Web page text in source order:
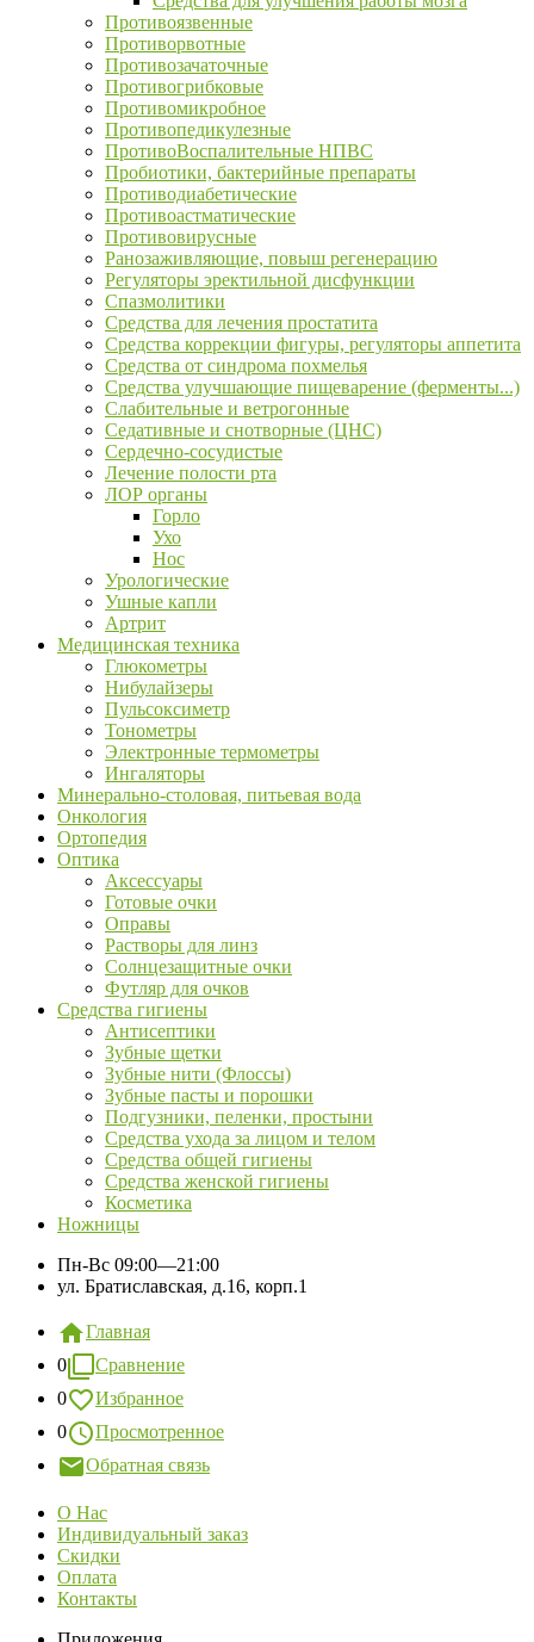
Противоязвенные
Противорвотные
Противозачаточные
Противогрибковые
Противомикробное
Противопедикулезные
ПротивоВоспалительные НПВС
Пробиотики, бактерийные препараты
Противодиабетические
Противоастматические
Противовирусные
Ранозаживляющие, повыш регенерацию
Регуляторы эректильной дисфункции
Спазмолитики
Средства для лечения простатита
Средства коррекции фигуры, регуляторы аппетита
Средства от синдрома похмелья
Средства улучшающие пищеварение (ферменты...)
Слабительные и ветрогонные
Седативные и снотворные (ЦНС)
Сердечно-сосудистые
Лечение полости рта
ЛОР органы
Горло
Ухо
Нос
Урологические
Ушные капли
Артрит
Медицинская техника
Глюкометры
Нибулайзеры
Пульсоксиметр
Тонометры
Электронные термометры
Ингаляторы
Минерально-столовая, питьевая вода
Онкология
Ортопедия
Оптика
Аксессуары
Готовые очки
Оправы
Растворы для линз
Солнцезащитные очки
Футляр для очков
Средства гигиены
Антисептики
Зубные щетки
Зубные нити (Флоссы)
Зубные пасты и порошки
Подгузники, пеленки, простыни
Средства ухода за лицом и телом
Средства общей гигиены
Средства женской гигиены
Косметика
Ножницы
Пн-Вс 09:00—21:00
ул. Братиславская, д.16, корп.1
Главная
0
Сравнение
0
Избранное
0
Просмотренное
Обратная связь
О Нас
Индивидуальный заказ
Скидки
Оплата
Контакты